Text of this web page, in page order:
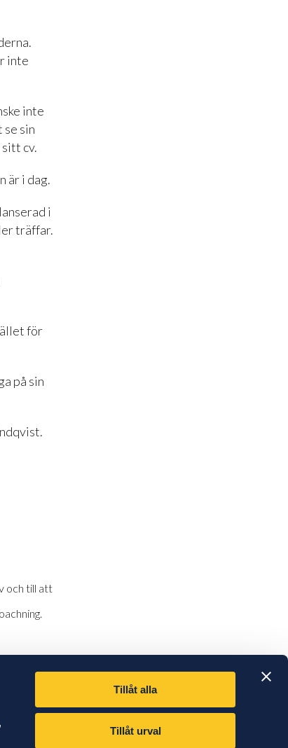
Tillåt alla
Tillåt urval
inte
inte
se sin
cv.
är i dag.
i
träffar.
för
på sin
och till att